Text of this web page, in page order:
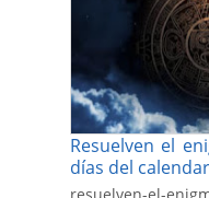
Resuelven el
días del